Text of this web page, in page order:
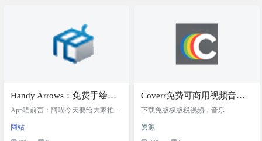
Handy Arrows：免费手绘插
图素材网站，支持 React 组
面设计等
App喵前言：阿喵今天要给大家推荐
Arrows。这个网站专门收集手绘风
格的箭头插图，风格独特，非常适
网站
Coverr免费可商用视频音乐
素材下载站
下载免版权版税视频，音乐
资源